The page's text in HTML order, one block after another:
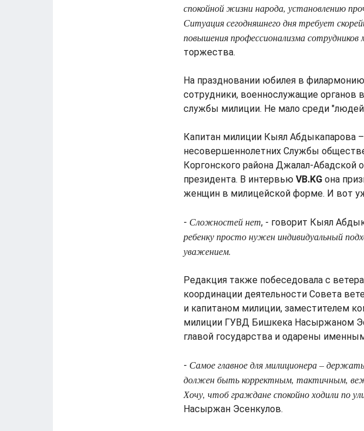
спокойной жизни народа, установлению
Ситуация сегодняшнего дня требует
повышения профессионализма сотрудников
торжества.
На праздновании юбилея в
сотрудники, военнослужащие органов
службы милиции. Не мало среди
Капитан милиции Кыял Абдыкапарова
несовершеннолетних Службы
Коргонского района Джалал-
президента. В интервью VB.KG она
женщин в милицейской форме. И вот
- Сложностей нет, - говорит Кыял
ребенку просто нужен индивидуальный
уважением.
Редакция также побеседовала с
координации деятельности Совета
и капитаном милиции, заместителем
милиции ГУВД Бишкека Насыржаном
главой государства и одарены
- Самое главное для милиционера –
должен быть корректным, тактичным,
Хочу, чтоб граждане спокойно ходили по
Насыржан Эсенкулов.